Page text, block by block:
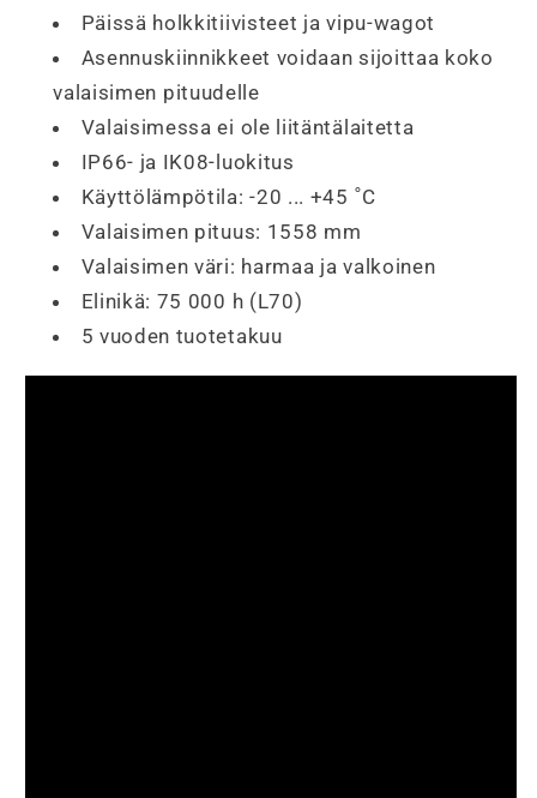
Päissä holkkitiivisteet ja vipu-wagot
Asennuskiinnikkeet voidaan sijoittaa koko
valaisimen pituudelle
Valaisimessa ei ole liitäntälaitetta
IP66- ja IK08-luokitus
Käyttölämpötila: -20 ... +45 ˚C
Valaisimen pituus: 1558 mm
Valaisimen väri: harmaa ja valkoinen
Elinikä: 75 000 h (L70)
5 vuoden tuotetakuu